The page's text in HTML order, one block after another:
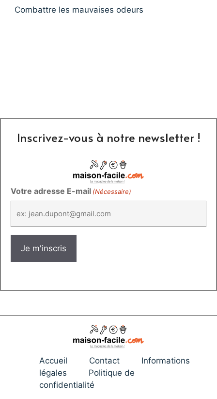
Combattre les mauvaises odeurs
Inscrivez-vous à notre newsletter !
Votre adresse E-mail (Nécessaire)
Accueil Contact
Informations
légales
Politique de
confidentialité